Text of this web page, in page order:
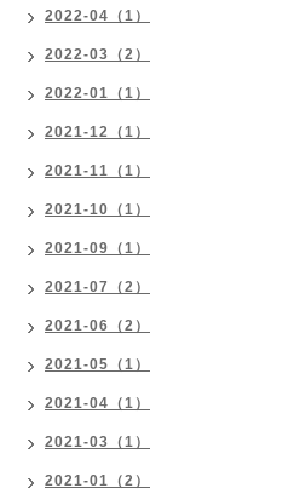
2022-04（1）
2022-03（2）
2022-01（1）
2021-12（1）
2021-11（1）
2021-10（1）
2021-09（1）
2021-07（2）
2021-06（2）
2021-05（1）
2021-04（1）
2021-03（1）
2021-01（2）